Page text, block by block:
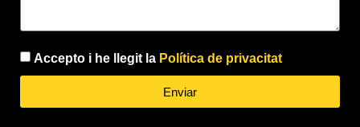
Accepto i he llegit la Política de privacitat
Enviar